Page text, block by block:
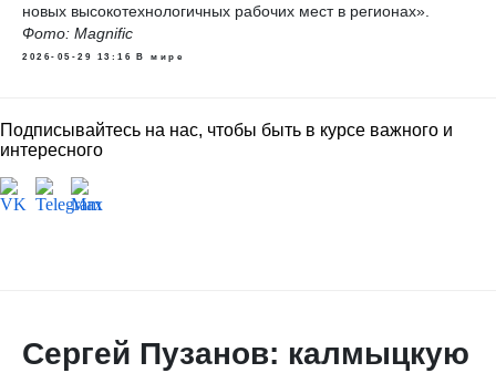
новых высокотехнологичных рабочих мест в регионах».
Фото: Magnific
2026-05-29 13:16 В мире
Подписывайтесь на нас, чтобы быть в курсе важного и
интересного
Сергей Пузанов: калмыцкую